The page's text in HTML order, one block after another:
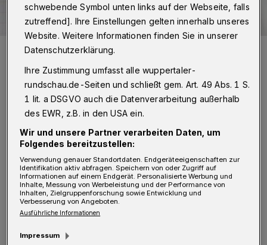
Symbolbild.
D ie dortige Baustelle inklusive der
Ampelschaltung und Parkverbots-
Chaos raubt den Anwohnern den letzten Nerv.
Vor Wochen wurde wegen einer defekten
Fernwärmeleitung ein Loch gegraben – und
schwebende Symbol unten links auf der Webseite, falls
zutreffend]. Ihre Einstellungen gelten innerhalb unseres
Website. Weitere Informationen finden Sie in unserer
Datenschutzerklärung.
Ihre Zustimmung umfasst alle wuppertaler-
rundschau.de-Seiten und schließt gem. Art. 49 Abs. 1 S.
1 lit. a DSGVO auch die Datenverarbeitung außerhalb
des EWR, z.B. in den USA ein.
Wir und unsere Partner verarbeiten Daten, um
Folgendes bereitzustellen:
Verwendung genauer Standortdaten. Endgeräteeigenschaften zur
Identifikation aktiv abfragen. Speichern von oder Zugriff auf
Informationen auf einem Endgerät. Personalisierte Werbung und
Inhalte, Messung von Werbeleistung und der Performance von
Inhalten, Zielgruppenforschung sowie Entwicklung und
Verbesserung von Angeboten.
Ausführliche Informationen
Impressum